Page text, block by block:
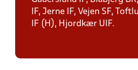
IF, Jerne IF, Vejen SF,
IF (H), Hjordkær UIF.